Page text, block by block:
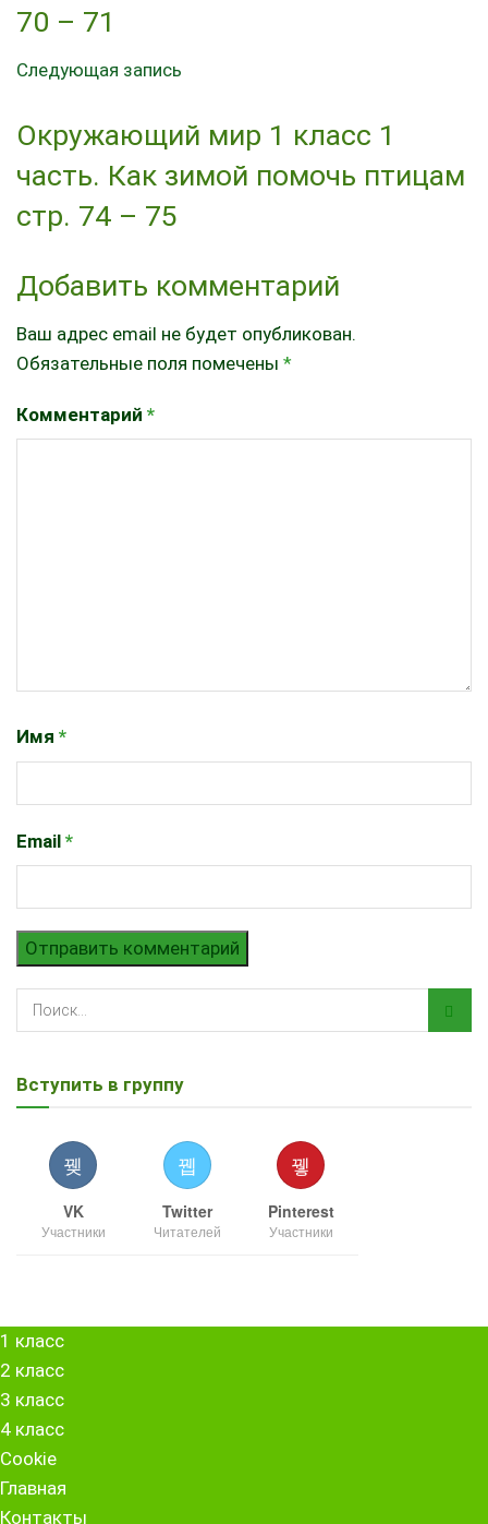
70 – 71
Следующая запись
Окружающий мир 1 класс 1
часть. Как зимой помочь птицам
стр. 74 – 75
Добавить комментарий
Ваш адрес email не будет опубликован.
Обязательные поля помечены *
Комментарий *
Имя *
Email *
Вступить в группу
VK
Участники
Twitter
Читателей
Pinterest
Участники
1 класс
2 класс
3 класс
4 класс
Cookie
Главная
Контакты